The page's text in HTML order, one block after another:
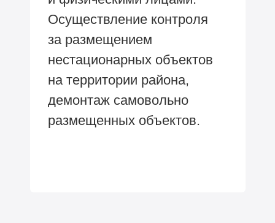
Осуществление контроля
за размещением
нестационарных объектов
на территории района,
демонтаж самовольно
размещенных объектов.